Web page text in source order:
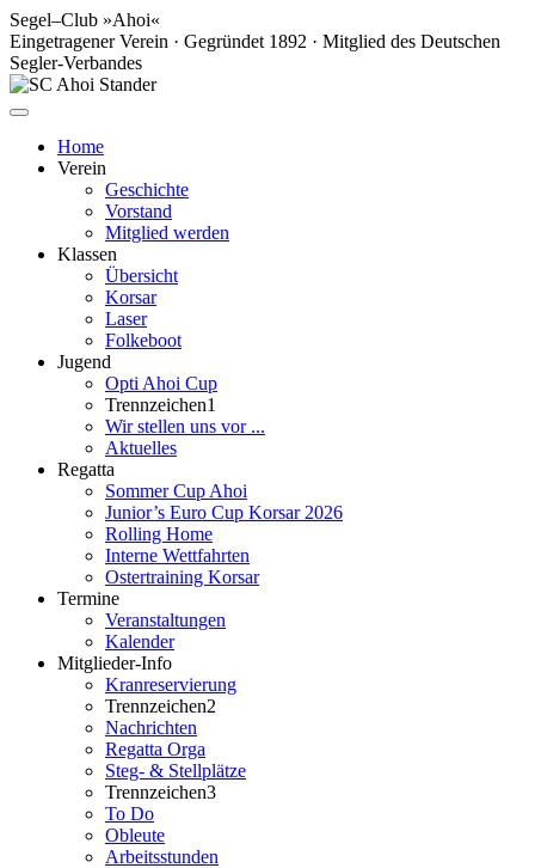
Segel–Club »Ahoi«
Eingetragener Verein · Gegründet 1892 · Mitglied des Deutschen
Segler-Verbandes
Home
Verein
Geschichte
Vorstand
Mitglied werden
Klassen
Übersicht
Korsar
Laser
Folkeboot
Jugend
Opti Ahoi Cup
Trennzeichen1
Wir stellen uns vor ...
Aktuelles
Regatta
Sommer Cup Ahoi
Junior’s Euro Cup Korsar 2026
Rolling Home
Interne Wettfahrten
Ostertraining Korsar
Termine
Veranstaltungen
Kalender
Mitglieder-Info
Kranreservierung
Trennzeichen2
Nachrichten
Regatta Orga
Steg- & Stellplätze
Trennzeichen3
To Do
Obleute
Arbeitsstunden